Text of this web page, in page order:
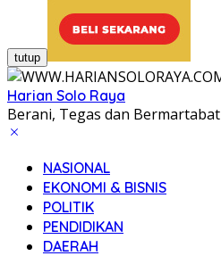
tutup
Harian Solo Raya
Berani, Tegas dan Bermartabat
NASIONAL
EKONOMI & BISNIS
POLITIK
PENDIDIKAN
DAERAH